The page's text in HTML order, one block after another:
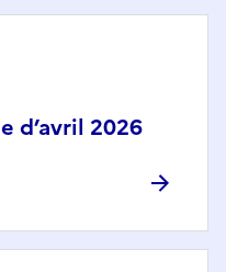
d’avril 2026